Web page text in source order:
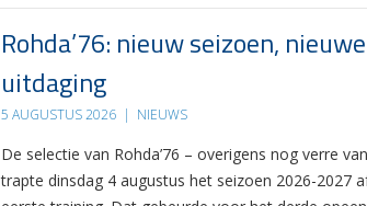
Rohda’76: nieuw seizoen, nieuwe
uitdaging
5 AUGUSTUS 2026 | NIEUWS
De selectie van Rohda’76 – overigens nog verre
trapte dinsdag 4 augustus het seizoen 2026-2027